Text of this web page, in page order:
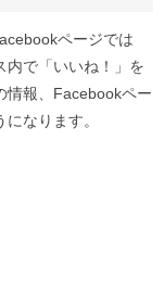
ページでは
内で「いいね！」を
情報、Facebookペー
なります。